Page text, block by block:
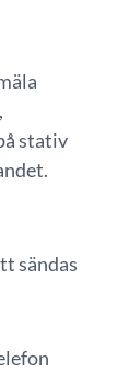
stativ
sändas